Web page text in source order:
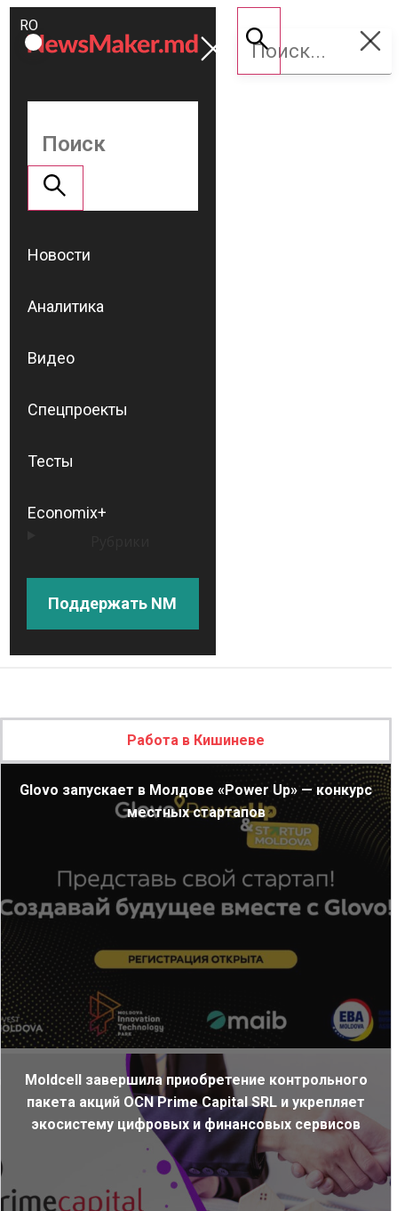
ROMÂNĂ
RU
Поддержать
NM
Новости
Аналитика
Видео
Спецпроекты
Тесты
Economix+
Поддержать NM
Работа в Кишиневе
Glovo запускает в Молдове «Power Up» — конкурс
местных стартапов
Moldcell завершила приобретение контрольного
пакета акций OCN Prime Capital SRL и укрепляет
экосистему цифровых и финансовых сервисов